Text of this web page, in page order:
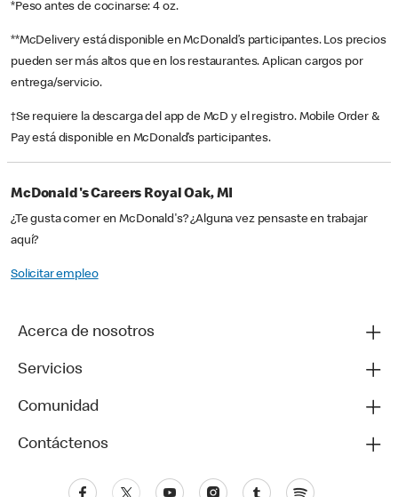
*Peso antes de cocinarse: 4 oz.
**McDelivery está disponible en McDonald’s participantes. Los precios
pueden ser más altos que en los restaurantes. Aplican cargos por
entrega/servicio.
†Se requiere la descarga del app de McD y el registro. Mobile Order &
Pay está disponible en McDonald’s participantes.
McDonald's Careers Royal Oak, MI
¿Te gusta comer en McDonald's? ¿Alguna vez pensaste en trabajar
aquí?
Solicitar empleo
Acerca de nosotros
Servicios
Comunidad
Contáctenos